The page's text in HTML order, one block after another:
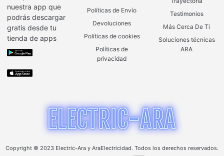
nuestra app que
podrás descargar
gratis desde tu
tienda de apps
Políticas de Envío
Devoluciones
Políticas de cookies
Políticas de
privacidad
Testimonios
Más Cerca De Ti
Soluciones técnicas
ARA
Copyright © 2023 Electric-Ara y AraElectricidad. Todos los derechos reservados.